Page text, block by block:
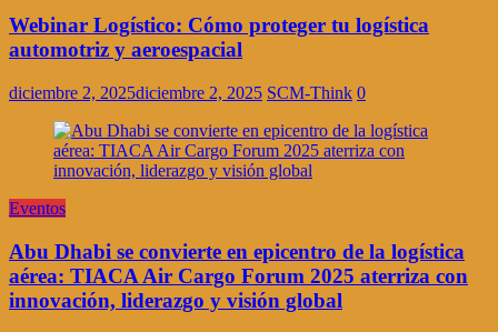
Webinar Logístico: Cómo proteger tu logística
automotriz y aeroespacial
diciembre 2, 2025diciembre 2, 2025 SCM-Think 0
Eventos
Abu Dhabi se convierte en epicentro de la logística
aérea: TIACA Air Cargo Forum 2025 aterriza con
innovación, liderazgo y visión global